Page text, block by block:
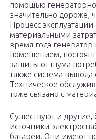
помощью
значительно дороже,
Процесс
материальными
время года
помещением,
защиты от шума
также система вывода
Техническое
тоже связано с
Существуют и
источники
батареи. Они имеют